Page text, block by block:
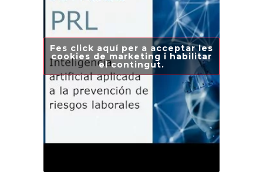
Fes click aquí per a acceptar les
cookies de marketing i habilitar
el contingut.